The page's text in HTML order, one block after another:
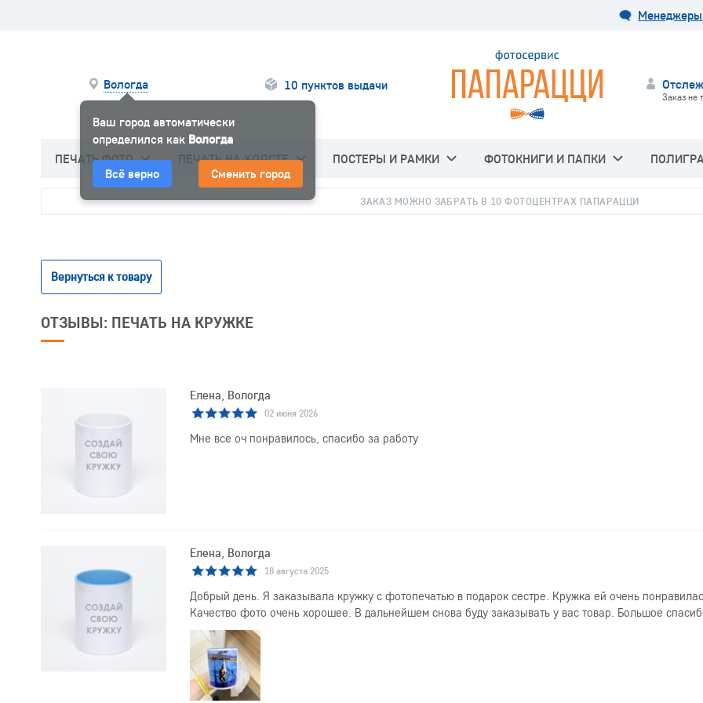
Менеджеры
Вологда
Ваш город автоматически
определился как Вологда
Всё верно Сменить город
10 пунктов выдачи
Заказ не
ПЕЧАТЬ ФОТО ПЕЧАТЬ НА ХОЛСТЕ ПОСТЕРЫ И РАМКИ ФОТОКНИГИ И ПАПКИ
ЗАКАЗ МОЖНО ЗАБРАТЬ В 10 ФОТОЦЕНТРАХ ПАПАРАЦЦИ
Вернуться к товару
ОТЗЫВЫ: ПЕЧАТЬ НА КРУЖКЕ
Елена, Вологда
02 июня 2026
Мне все оч понравилось, спасибо за работу
Елена, Вологда
18 августа 2025
Добрый день. Я заказывала кружку с фотопечатью в подарок сестре. Кружка ей очень
Качество фото очень хорошее. В дальнейшем снова буду заказывать у вас товар. Большое